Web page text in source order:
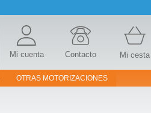
Mi cuenta Contacto Mi cesta
OTRAS MOTORIZACIONES